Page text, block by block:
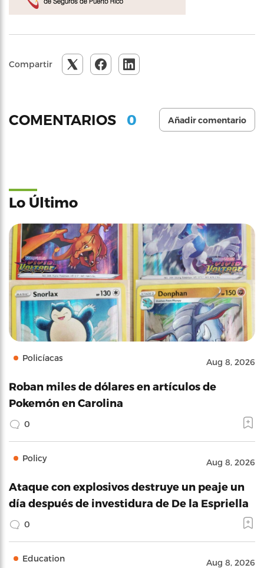
Compartir
COMENTARIOS 0 Añadir comentario
Lo Último
Policíacas Aug 8, 2026
Roban miles de dólares en artículos de
Pokemón en Carolina
0
Policy Aug 8, 2026
Ataque con explosivos destruye un peaje un
día después de investidura de De la Espriella
0
Education Aug 8, 2026